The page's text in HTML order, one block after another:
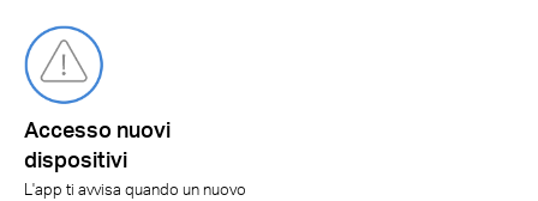
Accesso nuovi
dispositivi
L'app ti avvisa quando un nuovo